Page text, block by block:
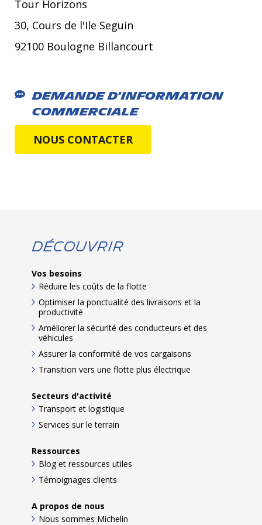
Tour Horizons
30, Cours de l'Ile Seguin
92100 Boulogne Billancourt
Demande d'information
commerciale
NOUS CONTACTER
Découvrir
Vos besoins
Réduire les coûts de la flotte
Optimiser la ponctualité des livraisons et la
productivité
Améliorer la sécurité des conducteurs et des
véhicules
Assurer la conformité de vos cargaisons
Transition vers une flotte plus électrique
Secteurs d'activité
Transport et logistique
Services sur le terrain
Ressources
Blog et ressources utiles
Témoignages clients
A propos de nous
Nous sommes Michelin